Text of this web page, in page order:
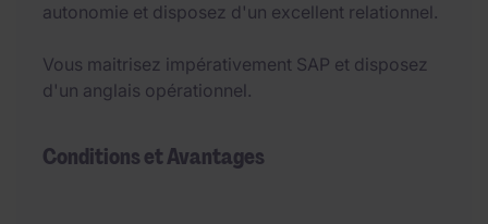
autonomie et disposez d'un excellent relationnel.
Vous maitrisez impérativement SAP et disposez
d'un anglais opérationnel.
Conditions et Avantages